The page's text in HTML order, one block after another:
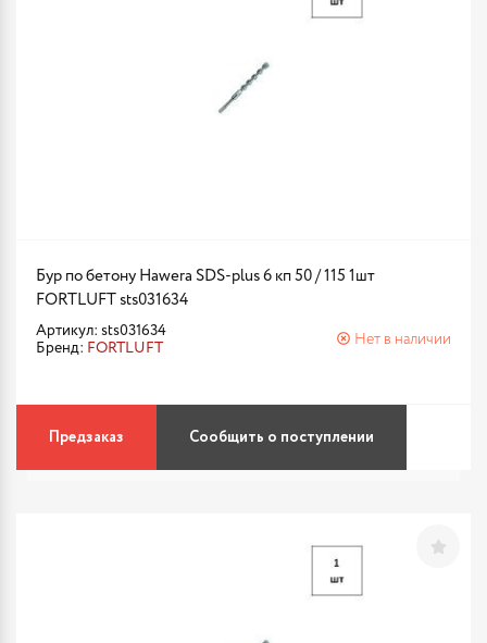
Бур по бетону Hawera SDS-plus 6 кп 50 / 115 1шт
FORTLUFT sts031634
Артикул: sts031634
Бренд: FORTLUFT
Нет в наличии
Предзаказ Сообщить о поступлении